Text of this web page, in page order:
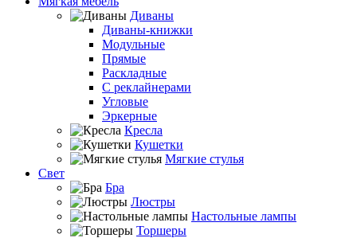
Диваны
Диваны-книжки
Модульные
Прямые
Раскладные
С реклайнерами
Угловые
Эркерные
Кресла
Кушетки
Мягкие стулья
Свет
Бра
Люстры
Настольные лампы
Торшеры